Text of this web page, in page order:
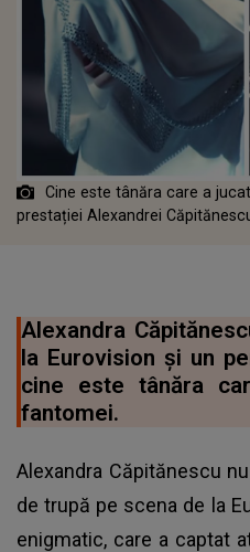
Cine este tânăra care a
prestației Alexandrei
Alexandra
la Eurovision și un
cine este tânăra
fantomei.
Alexandra Căpitănescu
de trupă pe scena de la
enigmatic, care a captat